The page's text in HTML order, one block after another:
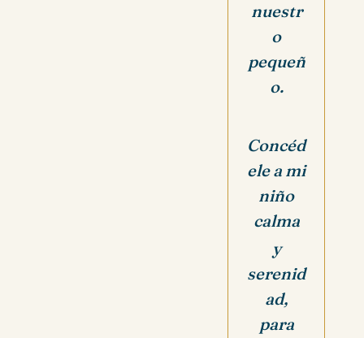
nuestr
o
pequeñ
o.
Concéd
ele a mi
niño
calma
y
serenid
ad,
para